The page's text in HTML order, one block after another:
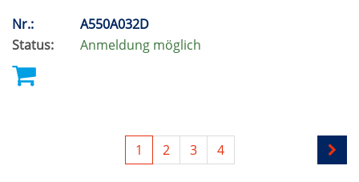
Nr.:
A550A032D
Status:
Anmeldung möglich
1 2 3 4